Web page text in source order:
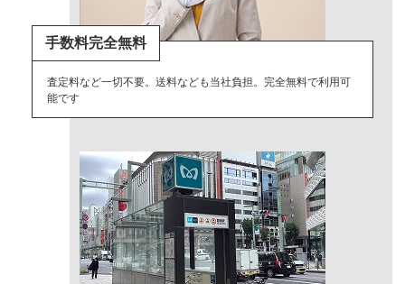
手数料完全無料
査定料など一切不要。送料なども当社負担。完全無料で利用可
能です